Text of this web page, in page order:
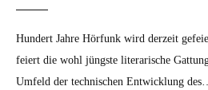
Hun­dert Jahre Hör­funk wird derzeit
feiert die wohl jüng­ste lit­er­arische
Umfeld der tech­nis­chen Entwick­lung